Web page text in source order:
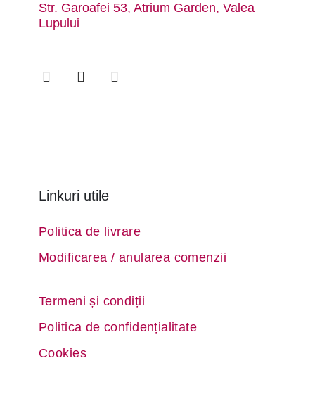
Str. Garoafei 53, Atrium Garden, Valea
Lupului
Linkuri utile
Politica de livrare
Modificarea / anularea comenzii
Termeni și condiții
Politica de confidențialitate
Cookies